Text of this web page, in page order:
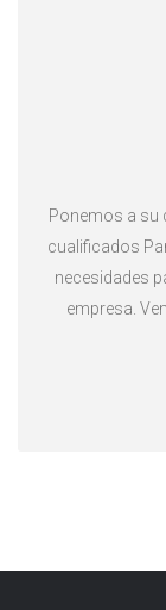
Ponemos a su
cualificados
necesidades
empresa.